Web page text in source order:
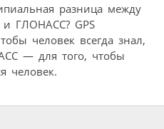
разница между
и ГЛОНАСС? GPS
человек всегда знал,
— для того, чтобы
человек.